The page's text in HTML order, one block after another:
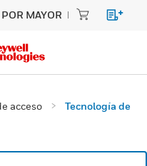
MAYOR
acceso
Tecnología de